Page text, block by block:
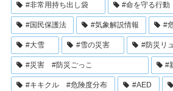
#非常用持ち出し袋 #命を守る行動
#国民保護法 #気象解説情報 #
#大雪 #雪の災害 #防災リ
#災害 #防災ごっこ #
#キキクル #危険度分布 #AED